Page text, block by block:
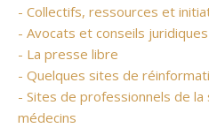
- Collectifs, ressources et
- Avocats et conseils juridiques
- La presse libre
- Quelques sites de
- Sites de professionnels de la
médecins